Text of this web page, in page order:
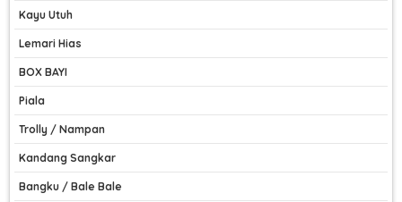
Kayu Utuh
Lemari Hias
BOX BAYI
Piala
Trolly / Nampan
Kandang Sangkar
Bangku / Bale Bale